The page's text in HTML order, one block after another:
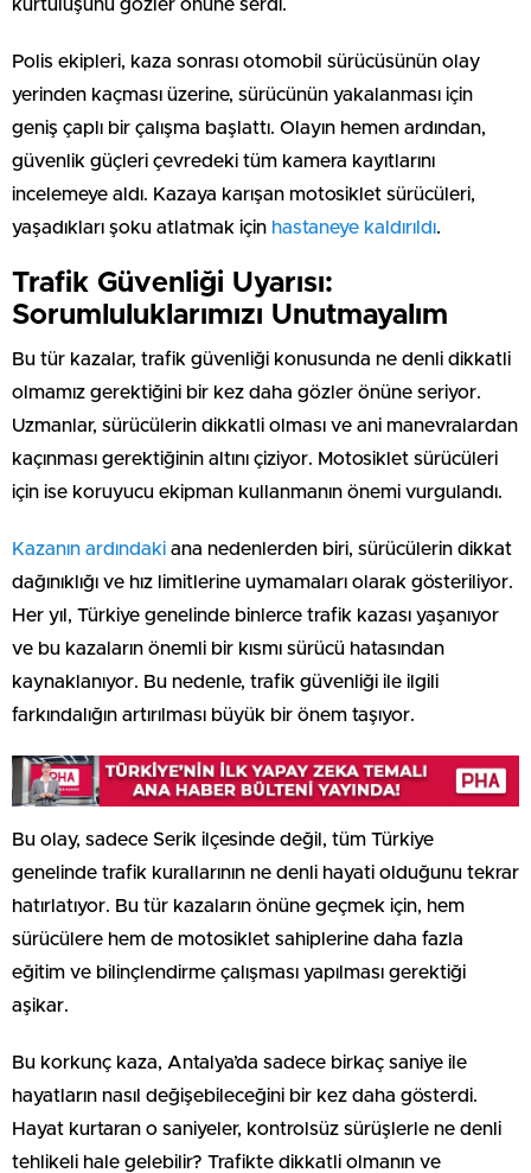
kurtuluşunu gözler önüne serdi.
Polis ekipleri, kaza sonrası otomobil sürücüsünün olay
yerinden kaçması üzerine, sürücünün yakalanması için
geniş çaplı bir çalışma başlattı. Olayın hemen ardından,
güvenlik güçleri çevredeki tüm kamera kayıtlarını
incelemeye aldı. Kazaya karışan motosiklet sürücüleri,
yaşadıkları şoku atlatmak için hastaneye kaldırıldı.
Trafik Güvenliği Uyarısı:
Sorumluluklarımızı Unutmayalım
Bu tür kazalar, trafik güvenliği konusunda ne denli dikkatli
olmamız gerektiğini bir kez daha gözler önüne seriyor.
Uzmanlar, sürücülerin dikkatli olması ve ani manevralardan
kaçınması gerektiğinin altını çiziyor. Motosiklet sürücüleri
için ise koruyucu ekipman kullanmanın önemi vurgulandı.
Kazanın ardındaki ana nedenlerden biri, sürücülerin dikkat
dağınıklığı ve hız limitlerine uymamaları olarak gösteriliyor.
Her yıl, Türkiye genelinde binlerce trafik kazası yaşanıyor
ve bu kazaların önemli bir kısmı sürücü hatasından
kaynaklanıyor. Bu nedenle, trafik güvenliği ile ilgili
farkındalığın artırılması büyük bir önem taşıyor.
Bu olay, sadece Serik ilçesinde değil, tüm Türkiye
genelinde trafik kurallarının ne denli hayati olduğunu tekrar
hatırlatıyor. Bu tür kazaların önüne geçmek için, hem
sürücülere hem de motosiklet sahiplerine daha fazla
eğitim ve bilinçlendirme çalışması yapılması gerektiği
aşikar.
Bu korkunç kaza, Antalya’da sadece birkaç saniye ile
hayatların nasıl değişebileceğini bir kez daha gösterdi.
Hayat kurtaran o saniyeler, kontrolsüz sürüşlerle ne denli
tehlikeli hale gelebilir? Trafikte dikkatli olmanın ve